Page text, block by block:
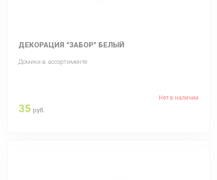
ДЕКОРАЦИЯ "ЗАБОР" БЕЛЫЙ
Домики в ассортименте
35 руб.
Нет в наличии